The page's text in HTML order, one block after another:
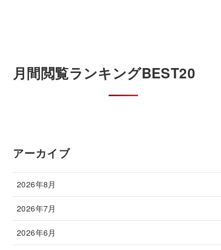
月間閲覧ランキングBEST20
アーカイブ
2026年8月
2026年7月
2026年6月